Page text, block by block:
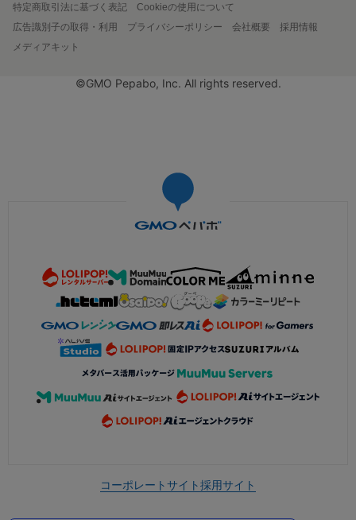
特定商取引法に基づく表記
Cookieの使用について
広告識別子の取得・利用
プライバシーポリシー 会社概要
採用情報
メディアキット
©GMO Pepabo, Inc. All rights reserved.
コーポレートサイト採用サイト